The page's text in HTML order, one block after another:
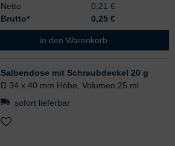
Netto
0,21 €
Brutto*
0,25 €
Salbendose mit Schraubdeckel 10
in den Warenkorb
Salbendose mit Schraubdeckel 20 g
D 34 x 40 mm Höhe, Volumen 25 ml
sofort lieferbar